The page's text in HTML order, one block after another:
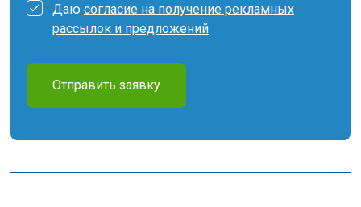
Даю согласие на получение рекламных
рассылок и предложений
Отправить заявку